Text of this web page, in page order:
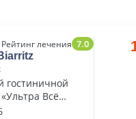
Рейтинг лечения 7.0
гостиничной
Всё